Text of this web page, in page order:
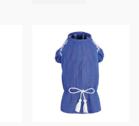
цін:
від
₴822
до
товар
має
кілька
варіантів.
Параметри
можна